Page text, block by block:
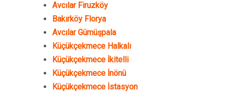
Avcılar Firuzköy
Bakırköy Florya
Avcılar Gümüşpala
Küçükçekmece Halkalı
Küçükçekmece İkitelli
Küçükçekmece İnönü
Küçükçekmece İstasyon